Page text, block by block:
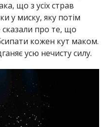
що з усіх страв
у миску, яку потім
про те, що
кожен кут маком.
усю нечисту силу.